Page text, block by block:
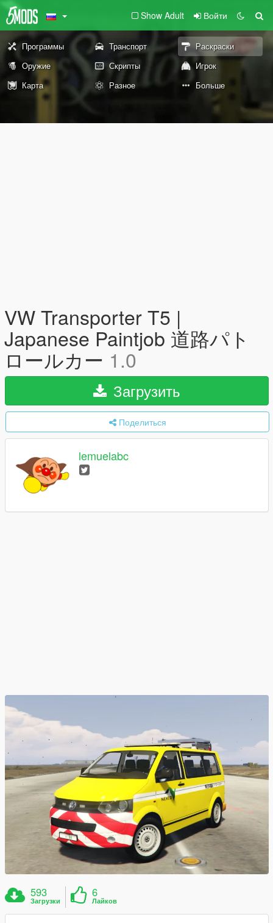
Show Adult Войти
Программы Транспорт
Раскраски
Оружие
Скрипты
Игрок
Карта
Разное Больше
VW Transporter T5 |
Japanese Paintjob 道路パト
ロールカー 1.0
Загрузить
Поделиться
lemuelabc
593
Загрузки
6
Лайков